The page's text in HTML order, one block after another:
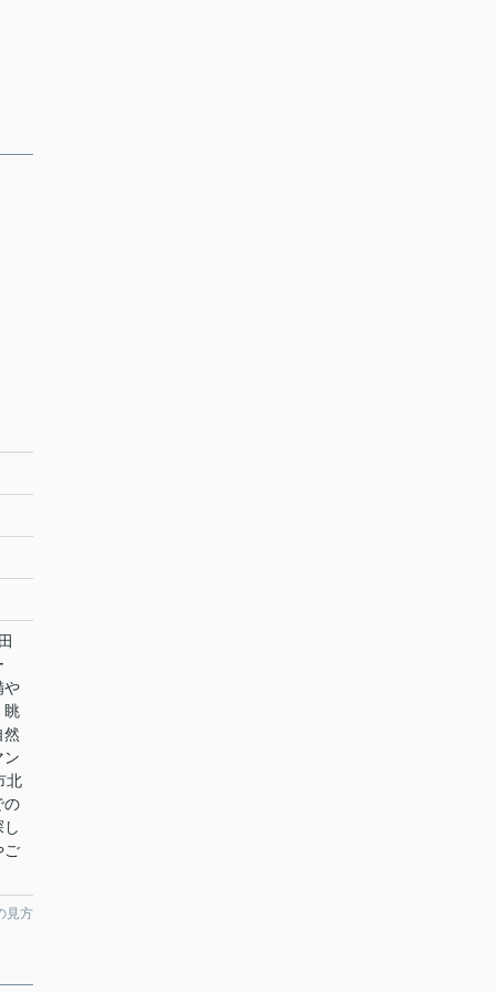
や
眺
然
ン
北
の
ご
見方